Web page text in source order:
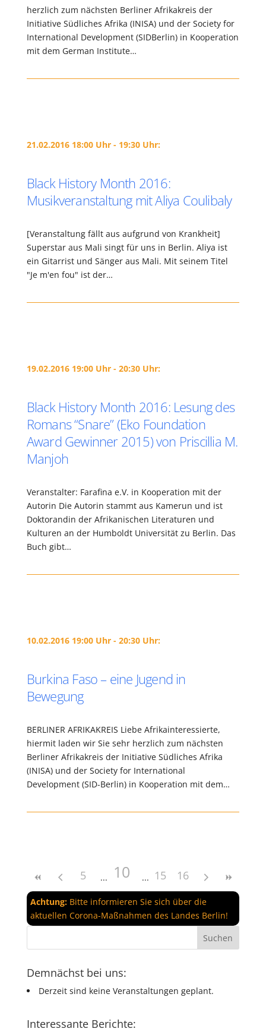
herzlich zum nächsten Berliner Afrikakreis der
Initiative Südliches Afrika (INISA) und der Society for
International Development (SIDBerlin) in Kooperation
mit dem German Institute…
21.02.2016 18:00 Uhr - 19:30 Uhr:
Black History Month 2016:
Musikveranstaltung mit Aliya Coulibaly
[Veranstaltung fällt aus aufgrund von Krankheit]
Superstar aus Mali singt für uns in Berlin. Aliya ist
ein Gitarrist und Sänger aus Mali. Mit seinem Titel
"Je m'en fou" ist der…
19.02.2016 19:00 Uhr - 20:30 Uhr:
Black History Month 2016: Lesung des
Romans “Snare” (Eko Foundation
Award Gewinner 2015) von Priscillia M.
Manjoh
Veranstalter: Farafina e.V. in Kooperation mit der
Autorin Die Autorin stammt aus Kamerun und ist
Doktorandin der Afrikanischen Literaturen und
Kulturen an der Humboldt Universität zu Berlin. Das
Buch gibt…
10.02.2016 19:00 Uhr - 20:30 Uhr:
Burkina Faso – eine Jugend in
Bewegung
BERLINER AFRIKAKREIS Liebe Afrikainteressierte,
hiermit laden wir Sie sehr herzlich zum nächsten
Berliner Afrikakreis der Initiative Südliches Afrika
(INISA) und der Society for International
Development (SID-Berlin) in Kooperation mit dem…
5 10 15 16
Achtung:Bitte informieren Sie sich über die
aktuellen Corona-Maßnahmen des Landes Berlin!
Demnächst bei uns:
Derzeit sind keine Veranstaltungen geplant.
Interessante Berichte: